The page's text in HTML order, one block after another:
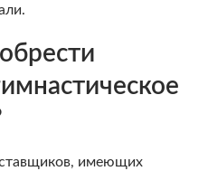
имеющих